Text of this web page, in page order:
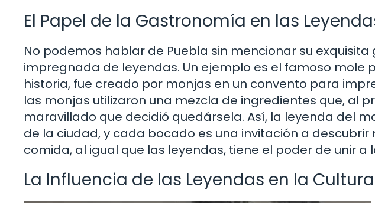
El Papel de la Gastronomía en las
No podemos hablar de Puebla sin mencionar su
impregnada de leyendas. Un ejemplo es el famoso mole
historia, fue creado por monjas en un convento para
las monjas utilizaron una mezcla de ingredientes que, al
maravillado que decidió quedársela. Así, la leyenda del
de la ciudad, y cada bocado es una invitación a descubrir
comida, al igual que las leyendas, tiene el poder de unir a
La Influencia de las Leyendas en la